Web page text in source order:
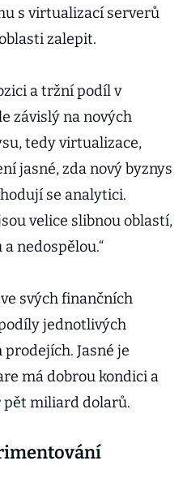
s virtualizací serverů
zalepit.
a tržní podíl v
závislý na nových
tedy virtualizace,
jasné, zda nový byznys
se analytici.
velice slibnou oblastí,
nedospělou.“
svých finančních
jednotlivých
Jasné je
má dobrou kondici a
miliard dolarů.